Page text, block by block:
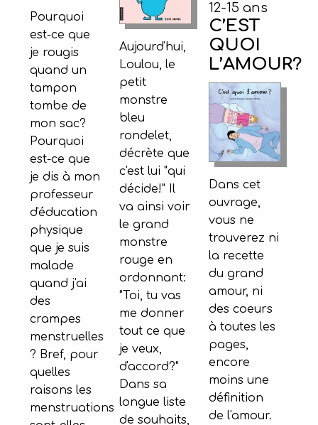
Pourquoi
est-ce que
je rougis
quand un
tampon
tombe de
mon sac?
Pourquoi
est-ce que
je dis à mon
professeur
d'éducation
physique
que je suis
malade
quand j'ai
des
crampes
menstruelles
? Bref, pour
quelles
raisons les
menstruations
Aujourd'hui,
Loulou, le
petit
monstre
bleu
rondelet,
décrète que
c'est lui "qui
décide!" Il
va ainsi voir
le grand
monstre
rouge en
ordonnant:
"Toi, tu vas
me donner
tout ce que
je veux,
d'accord?"
Dans sa
longue liste
de souhaits,
12-15 ans
C’EST
QUOI
L’AMOUR?
Dans cet
ouvrage,
vous ne
trouverez ni
la recette
du grand
amour, ni
des coeurs
à toutes les
pages,
encore
moins une
définition
de l'amour.